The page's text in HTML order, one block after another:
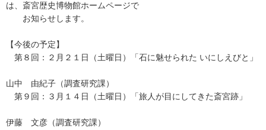
は、斎宮歴史博物館ホームページで
お知らせします。
【今後の予定】
第８回：２月２１日（土曜日）「石に魅せられた いにしえびと」
山中 由紀子（調査研究課）
第９回：３月１４日（土曜日）「旅人が目にしてきた斎宮跡」
伊藤 文彦（調査研究課）